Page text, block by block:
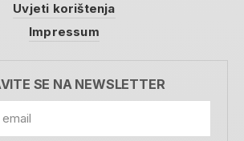
Uvjeti korištenja
Impressum
SE NA NEWSLETTER